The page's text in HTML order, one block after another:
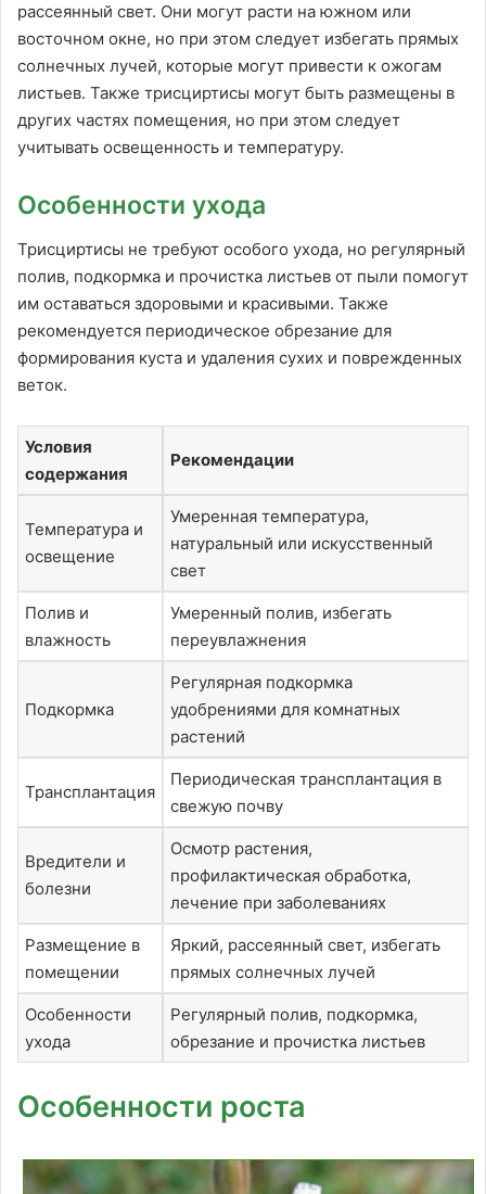
рассеянный свет. Они могут расти на южном или
восточном окне, но при этом следует избегать прямых
солнечных лучей, которые могут привести к ожогам
листьев. Также трисциртисы могут быть размещены в
других частях помещения, но при этом следует
учитывать освещенность и температуру.
Особенности ухода
Трисциртисы не требуют особого ухода, но регулярный
полив, подкормка и прочистка листьев от пыли помогут
им оставаться здоровыми и красивыми. Также
рекомендуется периодическое обрезание для
формирования куста и удаления сухих и поврежденных
веток.
Условия
содержания
Рекомендации
Температура и
освещение
Умеренная температура,
натуральный или искусственный
свет
Полив и
влажность
Умеренный полив, избегать
переувлажнения
Подкормка
Регулярная подкормка
удобрениями для комнатных
растений
Трансплантация
Периодическая трансплантация в
свежую почву
Вредители и
болезни
Осмотр растения,
профилактическая обработка,
лечение при заболеваниях
Размещение в
помещении
Яркий, рассеянный свет, избегать
прямых солнечных лучей
Особенности
ухода
Регулярный полив, подкормка,
обрезание и прочистка листьев
Особенности роста